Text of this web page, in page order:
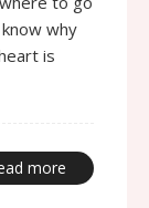
why
is
more